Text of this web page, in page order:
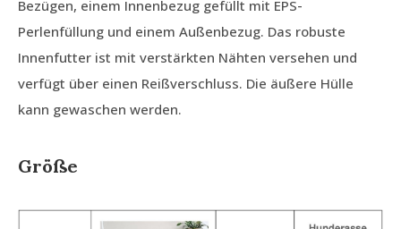
Bezügen, einem Innenbezug gefüllt mit EPS-
Perlenfüllung und einem Außenbezug. Das robuste
Innenfutter ist mit verstärkten Nähten versehen und
verfügt über einen Reißverschluss. Die äußere Hülle
kann gewaschen werden.
Größe